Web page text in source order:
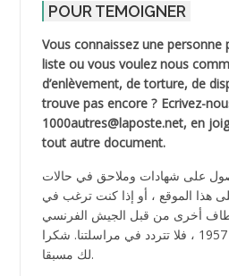
POUR TEMOIGNER
Vous connaissez une personne
liste ou vous voulez nous
d’enlèvement, de torture, de
trouve pas encore ? Ecrivez-
1000autres@laposte.net, en
tout autre document.
على شهادات وملاحق في حالات
هذا الموقع ، أو إذا كنت ترغب في
أخرى من قبل الجيش الفرنسي
في الجزائر العاصمة عام 1957 ، فلا تتردد في مراسلتنا. شكرا
لك مسبقا.